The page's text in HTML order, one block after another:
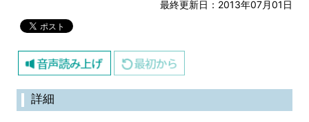
最終更新日：2013年07月01日
詳細